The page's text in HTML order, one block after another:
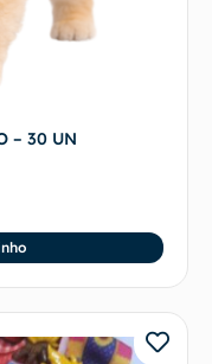
– 30 UN